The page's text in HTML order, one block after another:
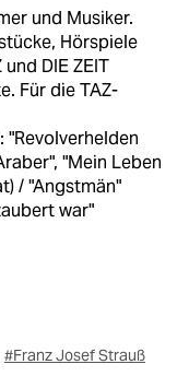
und Musiker.
Hörspiele
DIE ZEIT
Für die TAZ-
"Revolverhelden
"Mein Leben
/ "Angstmän"
war"
#Franz Josef Strauß